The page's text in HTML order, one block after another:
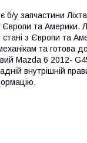
б/у запчастини
Європи та
з Європи та
та готова
Mazda 6 2012-
внутрішній